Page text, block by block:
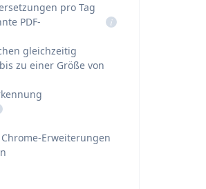
pro Tag
PDF-
i
gleichzeitig
zu einer Größe von
Erweiterungen